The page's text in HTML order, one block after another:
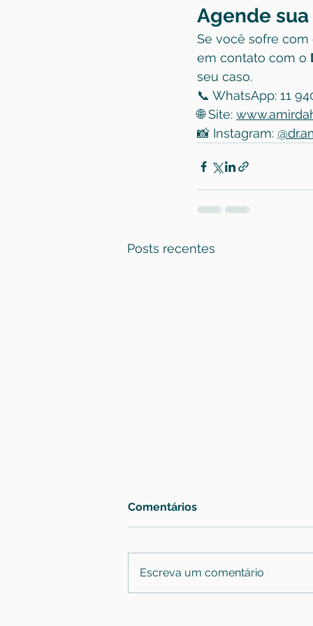
Agende
Se você sofre
em contato com o
seu caso.
📞 WhatsApp: 11
🌐 Site:
📸 Instagram:
Posts recentes
Comentários
Escreva um comentário